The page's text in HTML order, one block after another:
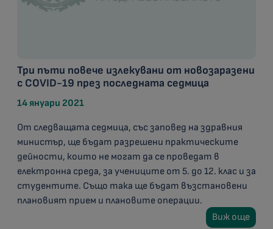
Три пъти повече излекувани от новозаразени
с COVID-19 през последната седмица
14 януари 2021
От следващата седмица, със заповед на здравния
министър, ще бъдат разрешени практическите
дейности, които не могат да се проведат в
електронна среда, за учениците от 5. до 12. клас и за
студентите. Също така ще бъдат възстановени
плановият прием и плановите операции.
Виж още